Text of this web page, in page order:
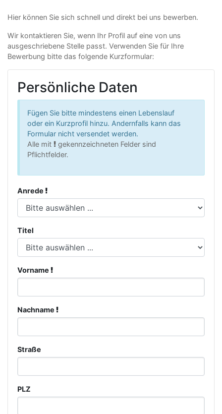
Hier können Sie sich schnell und direkt bei uns bewerben.
Wir kontaktieren Sie, wenn Ihr Profil auf eine von uns
ausgeschriebene Stelle passt. Verwenden Sie für Ihre
Bewerbung bitte das folgende Kurzformular:
Persönliche Daten
Fügen Sie bitte mindestens einen Lebenslauf
oder ein Kurzprofil hinzu. Andernfalls kann das
Formular nicht versendet werden.
Alle mit
gekennzeichneten Felder sind
Pflichtfelder.
Anrede
Titel
Vorname
Nachname
Straße
PLZ